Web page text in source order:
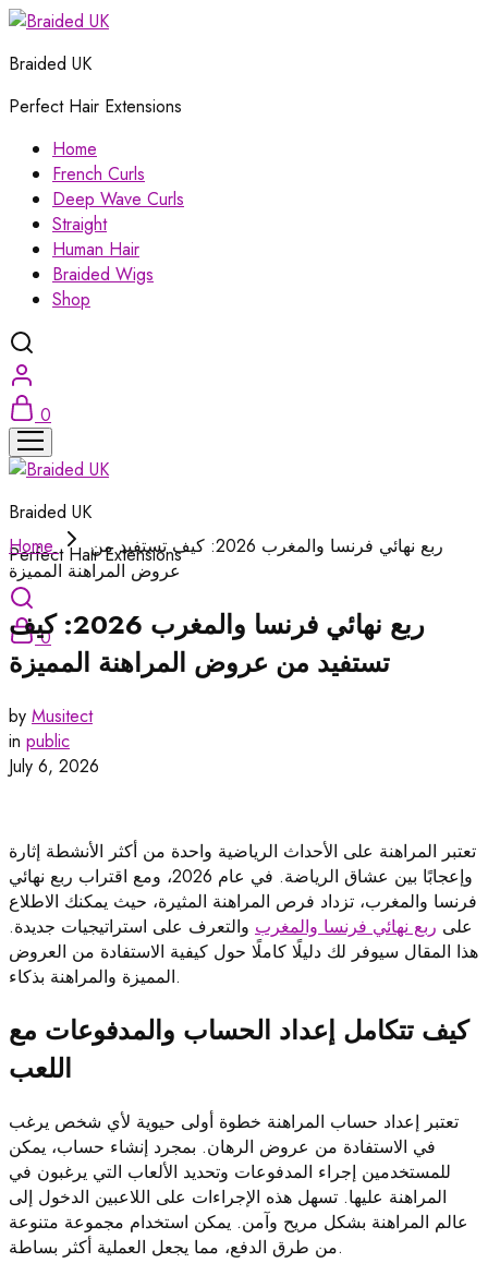
Braided UK
Perfect Hair Extensions
Home
French Curls
Deep Wave Curls
Straight
Human Hair
Braided Wigs
Shop
0
Braided UK
Perfect Hair Extensions
0
Home
ربع نهائي فرنسا والمغرب 2026: كيف تستفيد من
عروض المراهنة المميزة
ربع نهائي فرنسا والمغرب 2026: كيف
تستفيد من عروض المراهنة المميزة
by Musitect
in public
July 6, 2026
تعتبر المراهنة على الأحداث الرياضية واحدة من أكثر الأنشطة إثارة
وإعجابًا بين عشاق الرياضة. في عام 2026، ومع اقتراب ربع نهائي
فرنسا والمغرب، تزداد فرص المراهنة المثيرة، حيث يمكنك الاطلاع
على ربع نهائي فرنسا والمغرب والتعرف على استراتيجيات جديدة.
هذا المقال سيوفر لك دليلًا كاملًا حول كيفية الاستفادة من العروض
المميزة والمراهنة بذكاء.
كيف تتكامل إعداد الحساب والمدفوعات مع
اللعب
تعتبر إعداد حساب المراهنة خطوة أولى حيوية لأي شخص يرغب
في الاستفادة من عروض الرهان. بمجرد إنشاء حساب، يمكن
للمستخدمين إجراء المدفوعات وتحديد الألعاب التي يرغبون في
المراهنة عليها. تسهل هذه الإجراءات على اللاعبين الدخول إلى
عالم المراهنة بشكل مريح وآمن. يمكن استخدام مجموعة متنوعة
من طرق الدفع، مما يجعل العملية أكثر بساطة.